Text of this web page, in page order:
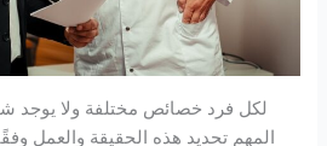
لكل فرد خصائص مختلفة ولا يوجد
المهم تحديد هذه الحقيقة